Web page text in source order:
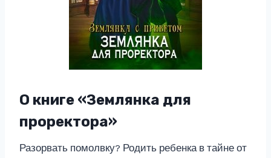
О книге «Землянка для
проректора»
Разорвать помолвку? Родить ребенка в тайне от